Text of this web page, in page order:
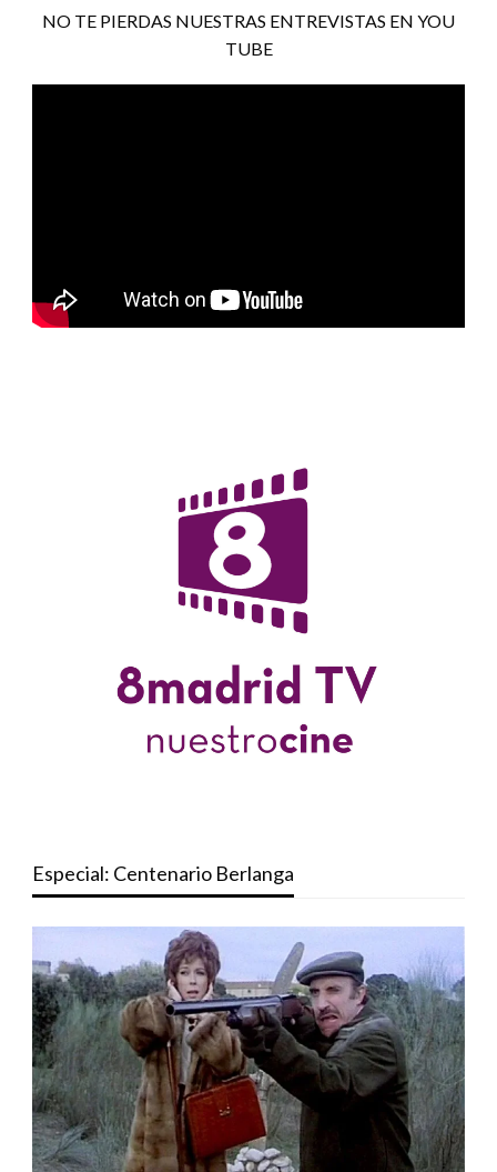
NO TE PIERDAS NUESTRAS ENTREVISTAS EN YOU
TUBE
Especial: Centenario Berlanga